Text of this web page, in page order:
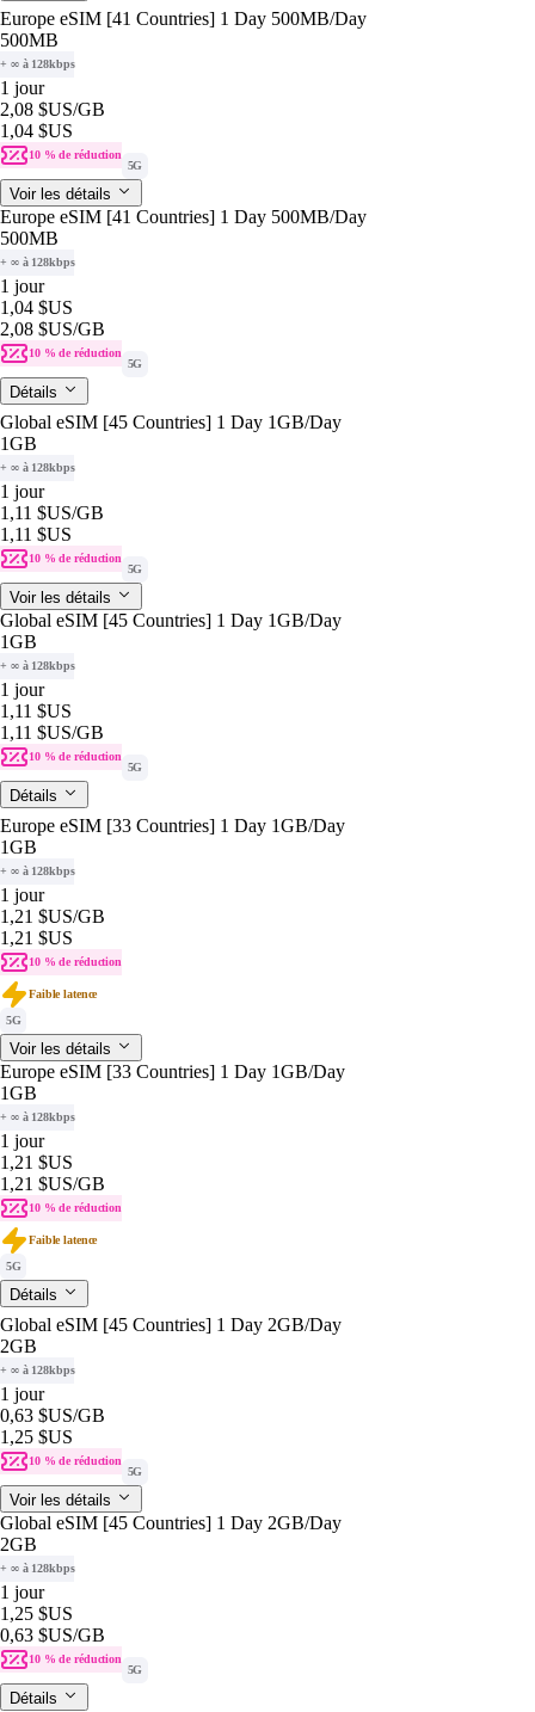
Europe eSIM [41 Countries] 1 Day 500MB/Day
500MB
+ ∞ à 128kbps
1 jour
2,08 $US/GB
1,04 $US
10 % de réduction
5G
Voir les détails
Europe eSIM [41 Countries] 1 Day 500MB/Day
500MB
+ ∞ à 128kbps
1 jour
1,04 $US
2,08 $US/GB
10 % de réduction
5G
Détails
Global eSIM [45 Countries] 1 Day 1GB/Day
1GB
+ ∞ à 128kbps
1 jour
1,11 $US/GB
1,11 $US
10 % de réduction
5G
Voir les détails
Global eSIM [45 Countries] 1 Day 1GB/Day
1GB
+ ∞ à 128kbps
1 jour
1,11 $US
1,11 $US/GB
10 % de réduction
5G
Détails
Europe eSIM [33 Countries] 1 Day 1GB/Day
1GB
+ ∞ à 128kbps
1 jour
1,21 $US/GB
1,21 $US
10 % de réduction
Faible latence
5G
Voir les détails
Europe eSIM [33 Countries] 1 Day 1GB/Day
1GB
+ ∞ à 128kbps
1 jour
1,21 $US
1,21 $US/GB
10 % de réduction
Faible latence
5G
Détails
Global eSIM [45 Countries] 1 Day 2GB/Day
2GB
+ ∞ à 128kbps
1 jour
0,63 $US/GB
1,25 $US
10 % de réduction
5G
Voir les détails
Global eSIM [45 Countries] 1 Day 2GB/Day
2GB
+ ∞ à 128kbps
1 jour
1,25 $US
0,63 $US/GB
10 % de réduction
5G
Détails